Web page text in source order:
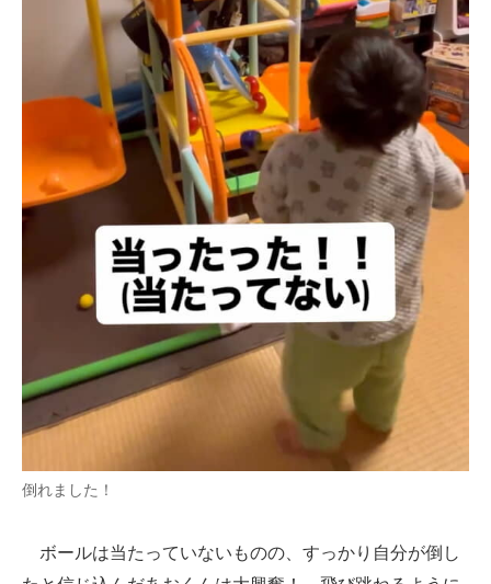
倒れました！
ボールは当たっていないものの、すっかり自分が倒し